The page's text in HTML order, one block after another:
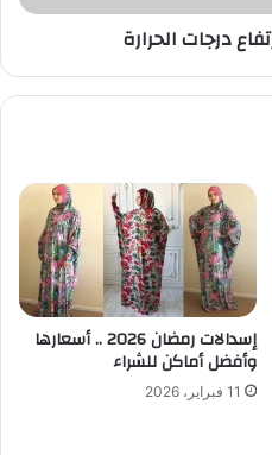
درجات الحرارة
إسدالات رمضان 2026 .. أسعارها
وأفضل أماكن للشراء
11 فبراير، 2026